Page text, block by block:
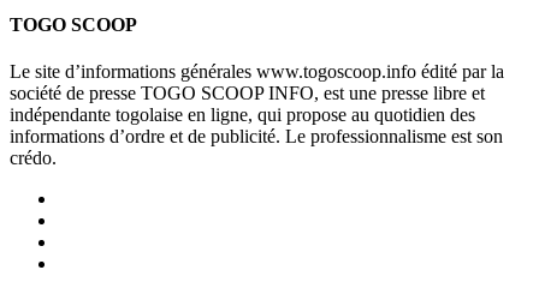
TOGO SCOOP
Le site d’informations générales www.togoscoop.info édité par la
société de presse TOGO SCOOP INFO, est une presse libre et
indépendante togolaise en ligne, qui propose au quotidien des
informations d’ordre et de publicité. Le professionnalisme est son
crédo.